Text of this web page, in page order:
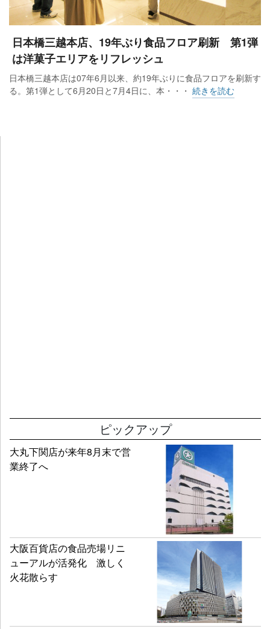
日本橋三越本店、19年ぶり食品フロア刷新 第1弾
は洋菓子エリアをリフレッシュ
日本橋三越本店は07年6月以来、約19年ぶりに食品フロアを刷新す
る。第1弾として6月20日と7月4日に、本・・・ 続きを読む
ピックアップ
大丸下関店が来年8月末で営
業終了へ
大阪百貨店の食品売場リニ
ューアルが活発化 激しく
火花散らす